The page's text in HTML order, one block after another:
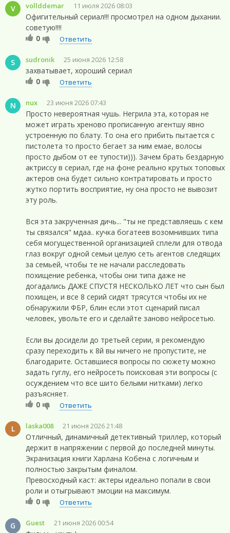
V vollddemar 11 июля 2026 08:03
Офигительный сериал!!! просмотрел на одном дыхании.
советую!!!!
0
Ответить
S sudronik 25 июня 2026 12:58
захватывает, хороший сериал
0
Ответить
N nux 23 июня 2026 07:43
Просто невероятная чушь. Негрила эта, которая не
может играть хреново прописанную агентшу явно
устроенную по блату. То она его прибить пытается с
пистолета то просто бегает за ним емае, волосы
просто дыбом от ее тупости))). Зачем брать бездарную
актриссу в сериал, где на фоне реально крутых топовых
актеров она будет сильно контратировать и просто
жутко портить восприятие, ну она просто не вывозит
эту роль.
Вся эта закрученная дичь... "ты не представляешь с кем
ты связался" мдаа.. кучка богатеев возомнивших типа
себя могущественной организацией сплели для отвода
глаз вокруг одной семьи целую сеть агентов следящих
за семьей, чтобы те не начали расследовать
похищение ребенка, чтобы они типа даже не
догадались ДАЖЕ СПУСТЯ НЕСКОЛЬКО ЛЕТ что сын был
похищен, и все 8 серий сидят трясутся чтобы их не
обнаружили ФБР, блин если этот сценарий писал
человек, увольте его и сделайте заново нейросетью.
Если вы досидели до третьей серии, я рекомендую
сразу переходить к 8й вы ничего не пропустите, не
благодарите. Оставшиеся вопросы по сюжету можно
задать гуглу, его нейросеть поисковая эти вопросы (с
осуждением что все шито белыми нитками) легко
разъясняет.
0
Ответить
L laska008 21 июня 2026 21:48
Отличный, динамичный детективный триллер, который
держит в напряжении с первой до последней минуты.
Экранизация книги Харлана Кобена с логичным и
полностью закрытым финалом.
Превосходный каст: актеры идеально попали в свои
роли и отыгрывают эмоции на максимум.
0
Ответить
G Guest 21 июня 2026 00:54